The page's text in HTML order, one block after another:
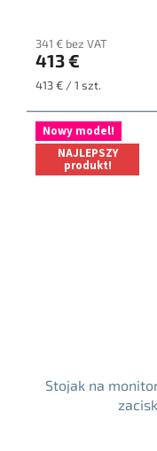
341 € bez VAT
413 €
Cena
413 € / 1 szt.
Nowy model!
NAJLEPSZY
produkt!
Stojak na